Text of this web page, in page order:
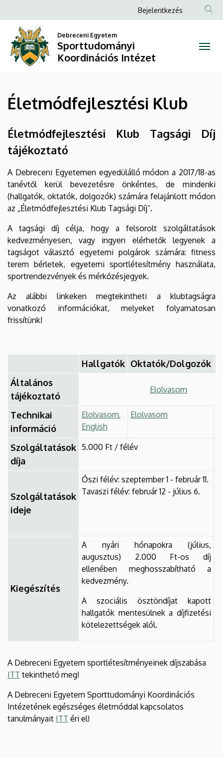
Életmódfejlesztési
Klub
Sporttudományi
Koordinációs
Intézet
a
tartalomra
Anonim
menüje
Bejelentkezés
Debreceni Egyetem
Sporttudományi
Koordinációs Intézet
Életmódfejlesztési Klub
Életmódfejlesztési Klub Tagsági Díj
tájékoztató
A Debreceni Egyetemen egyedülálló módon a 2017/18-as
tanévtől kerül bevezetésre önkéntes, de mindenki
(hallgatók, oktatók, dolgozók) számára felajánlott módon
az „Életmódfejlesztési Klub Tagsági Díj”.
A tagsági díj célja, hogy a felsorolt szolgáltatások
kedvezményesen, vagy ingyen elérhetők legyenek a
tagságot választó egyetemi polgárok számára: fitness
terem bérletek, egyetemi sportlétesítmény használata,
sportrendezvények és mérkőzésjegyek.
Az alábbi linkeken megtekintheti a klubtagságra
vonatkozó információkat, melyeket folyamatosan
frissítünk!
Hallgatók Oktatók/Dolgozók
Általános
tájékoztató
Elolvasom
Technikai
információ
Elolvasom
English
Elolvasom
Szolgáltatások
díja
5.000 Ft / félév
Szolgáltatások
ideje
Őszi félév: szeptember 1 - február 11.
Tavaszi félév: február 12 - július 6.
Kiegészítés
A nyári hónapokra (július,
augusztus) 2.000 Ft-os díj
ellenében meghosszabítható a
kedvezmény.
A szociális ösztöndíjat kapott
hallgatók mentesülnek a díjfizetési
kötelezettségek alól.
A Debreceni Egyetem sportlétesítményeinek díjszabása
ITT tekinthető meg!
A Debreceni Egyetem Sporttudományi Koordinációs
Intézetének egészséges életmóddal kapcsolatos
tanulmányait ITT éri el!